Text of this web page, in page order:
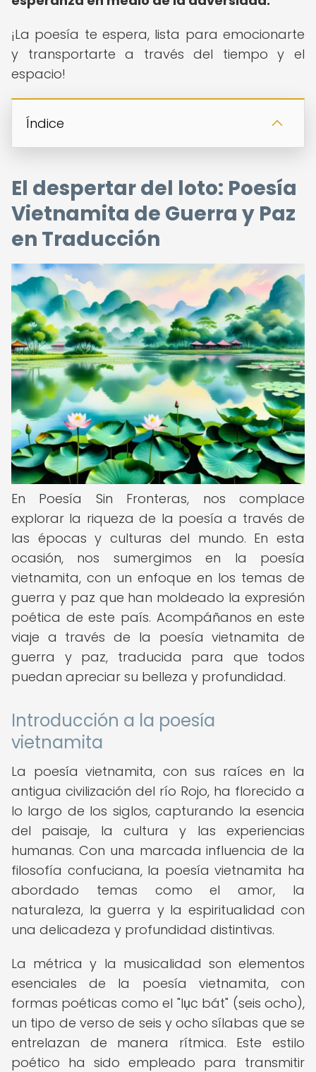
¡La poesía te espera, lista para emocionarte
y transportarte a través del tiempo y el
espacio!
Índice
El despertar del loto: Poesía
Vietnamita de Guerra y Paz
en Traducción
En Poesía Sin Fronteras, nos complace
explorar la riqueza de la poesía a través de
las épocas y culturas del mundo. En esta
ocasión, nos sumergimos en la poesía
vietnamita, con un enfoque en los temas de
guerra y paz que han moldeado la expresión
poética de este país. Acompáñanos en este
viaje a través de la poesía vietnamita de
guerra y paz, traducida para que todos
puedan apreciar su belleza y profundidad.
Introducción a la poesía
vietnamita
La poesía vietnamita, con sus raíces en la
antigua civilización del río Rojo, ha florecido a
lo largo de los siglos, capturando la esencia
del paisaje, la cultura y las experiencias
humanas. Con una marcada influencia de la
filosofía confuciana, la poesía vietnamita ha
abordado temas como el amor, la
naturaleza, la guerra y la espiritualidad con
una delicadeza y profundidad distintivas.
La métrica y la musicalidad son elementos
esenciales de la poesía vietnamita, con
formas poéticas como el "lục bát" (seis ocho),
un tipo de verso de seis y ocho sílabas que se
entrelazan de manera rítmica. Este estilo
poético ha sido empleado para transmitir